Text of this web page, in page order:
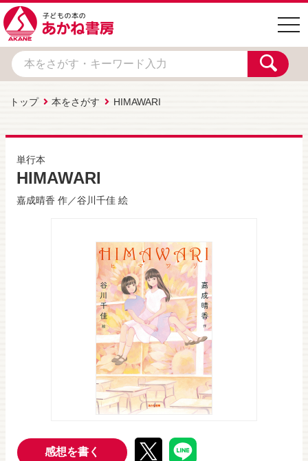
トップ 本をさがす HIMAWARI
単行本
HIMAWARI
嘉成晴香 作／谷川千佳 絵
感想を書く